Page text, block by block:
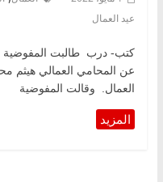
عيد العمال
كتب- درب طالبت المفوضية
عن المحامي العمالي هيثم
العمال. وقالت المفوضية